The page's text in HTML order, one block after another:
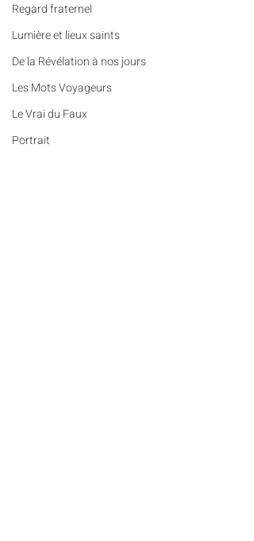
Regard fraternel
Lumière et lieux saints
De la Révélation à nos jours
Les Mots Voyageurs
Le Vrai du Faux
Portrait